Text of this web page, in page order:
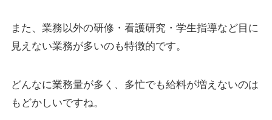
また、業務以外の研修・看護研究・学生指導など目に
見えない業務が多いのも特徴的です。
どんなに業務量が多く、多忙でも給料が増えないのは
もどかしいですね。